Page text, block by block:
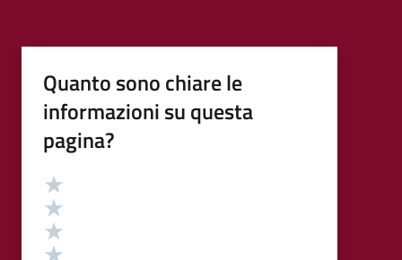
Quanto sono chiare le
informazioni su questa
pagina?
Valutazione